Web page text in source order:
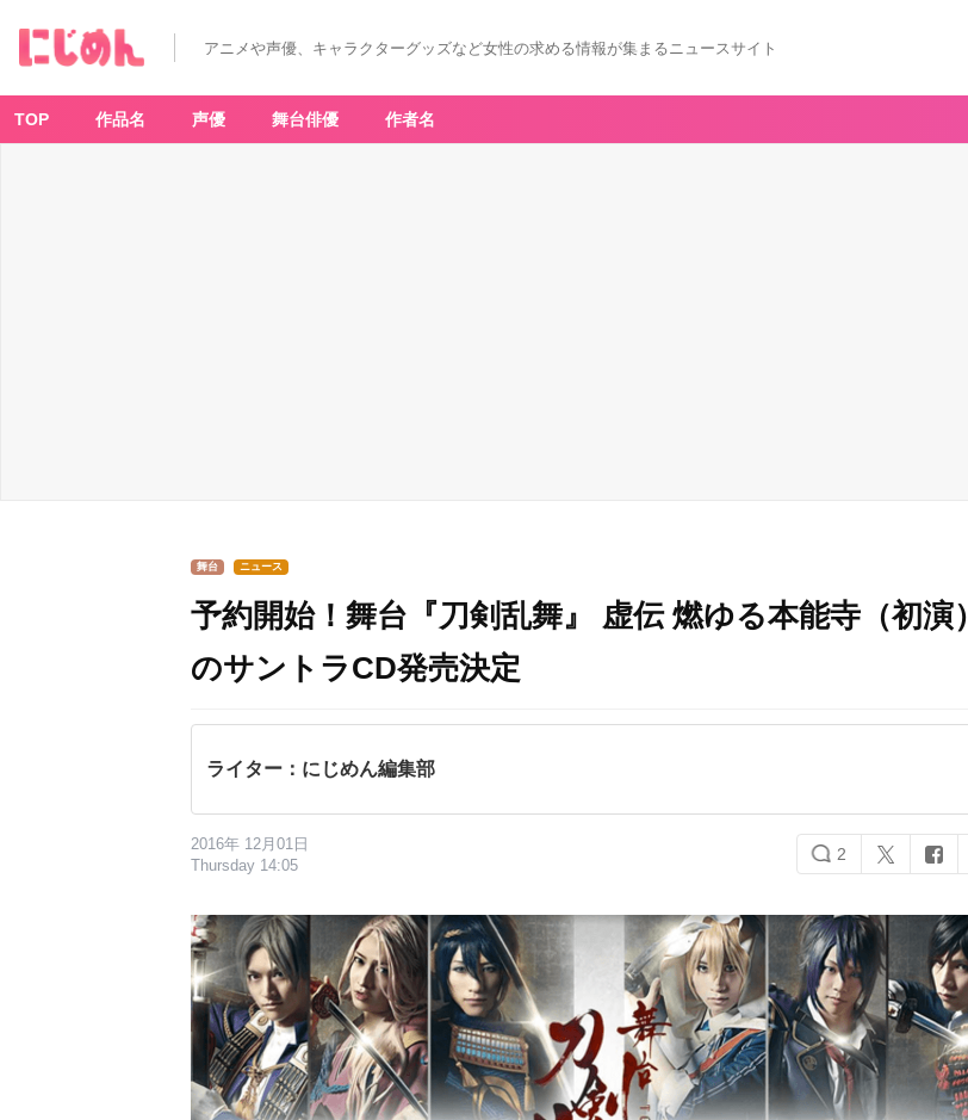
アニメや声優、キャラクターグッズなど女性の求める情報が集まるニュースサイト
TOP 作品名 声優 舞台俳優 作者名
舞台 ニュース
予約開始！舞台『刀剣乱舞』 虚伝 燃ゆる本能寺（初演）
のサントラCD発売決定
ライター：にじめん編集部
2016年 12月01日
Thursday 14:05
2